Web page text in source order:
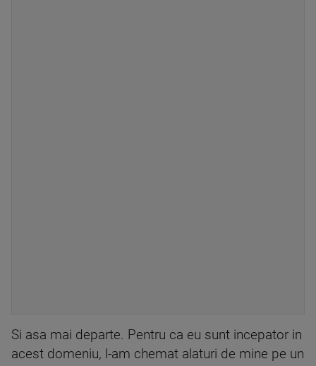
Si asa mai departe. Pentru ca eu sunt incepator in
acest domeniu, l-am chemat alaturi de mine pe un